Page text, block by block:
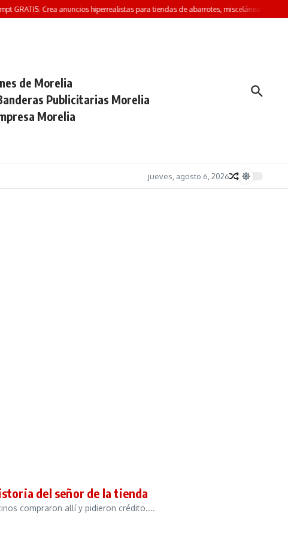
GRATIS: Crea anuncios hiperrealistas para tiendas de abarrotes, misceláneas y
de Morelia
Publicitarias Morelia
Morelia
jueves, agosto 6, 2026
del señor de la tienda
compraron allí y pidieron crédito....